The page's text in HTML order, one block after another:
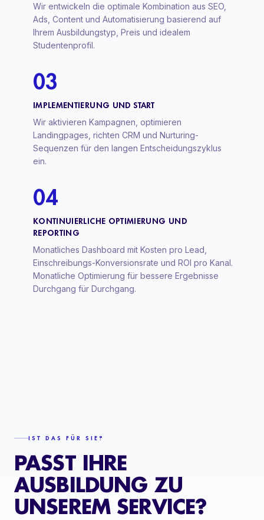
Wir entwickeln die optimale Kombination aus SEO,
Ads, Content und Automatisierung basierend auf
Ihrem Ausbildungstyp, Preis und idealem
Studentenprofil.
03
IMPLEMENTIERUNG UND START
Wir aktivieren Kampagnen, optimieren
Landingpages, richten CRM und Nurturing-
Sequenzen für den langen Entscheidungszyklus
ein.
04
KONTINUIERLICHE OPTIMIERUNG UND
REPORTING
Monatliches Dashboard mit Kosten pro Lead,
Einschreibungs-Konversionsrate und ROI pro Kanal.
Monatliche Optimierung für bessere Ergebnisse
Durchgang für Durchgang.
IST DAS FÜR SIE?
PASST IHRE
AUSBILDUNG ZU
UNSEREM SERVICE?